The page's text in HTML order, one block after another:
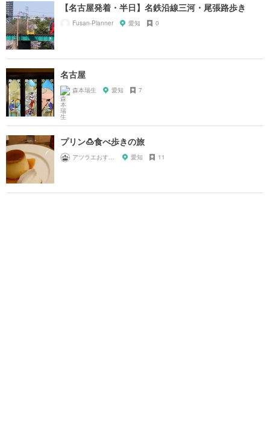
【名古屋発着・半日】名鉄沿線三河・尾張路歩き
Fusan-Planner 愛知 0
名古屋
森本瑞生 愛知 7
プリン🍮食べ歩きの旅
愛知 11